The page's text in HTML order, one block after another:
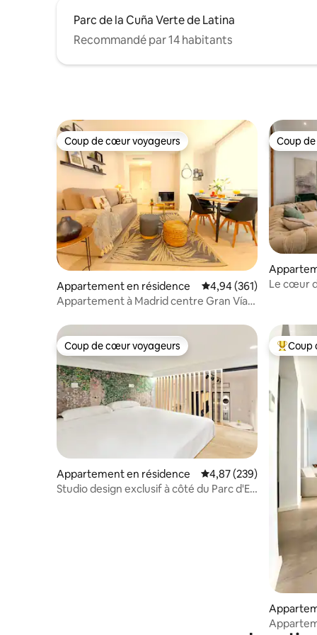
Parc de la Cuña Verte de Latina
Recommandé par 14 habitants
Coup de cœur voyageurs
Coup de cœur voyageurs
Appartement en résidence Évaluation moyenne
4,94 (361)
Appartement à Madrid centre Gran Vía-
Coup
Coup
Le cœur
Coup de cœur voyageurs
Coup de cœur voyageurs
Appartement en résidence Évaluation moyenne
4,87 (239)
Studio design exclusif à côté du Parc d'El
Coups
Coup